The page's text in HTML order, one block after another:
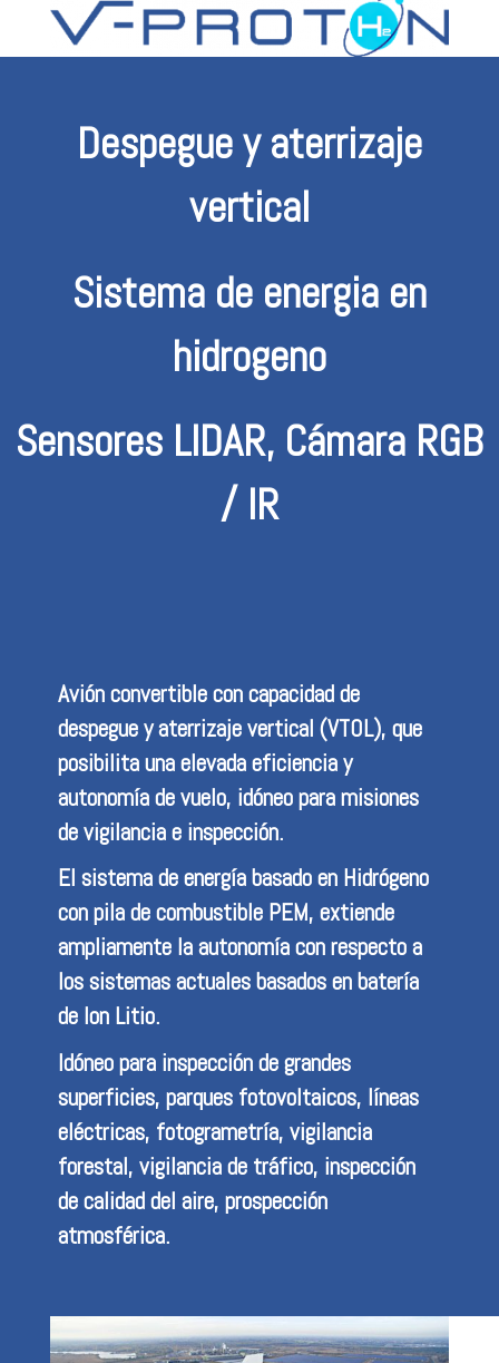
Despegue y aterrizaje
vertical
Sistema de energia en
hidrogeno
Sensores LIDAR, Cámara RGB
/ IR
Avión convertible con capacidad de
despegue y aterrizaje vertical (VTOL), que
posibilita una elevada eficiencia y
autonomía de vuelo, idóneo para misiones
de vigilancia e inspección.
El sistema de energía basado en Hidrógeno
con pila de combustible PEM, extiende
ampliamente la autonomía con respecto a
los sistemas actuales basados en batería
de Ion Litio.
Idóneo para inspección de grandes
superficies, parques fotovoltaicos, líneas
eléctricas, fotogrametría, vigilancia
forestal, vigilancia de tráfico, inspección
de calidad del aire, prospección
atmosférica.